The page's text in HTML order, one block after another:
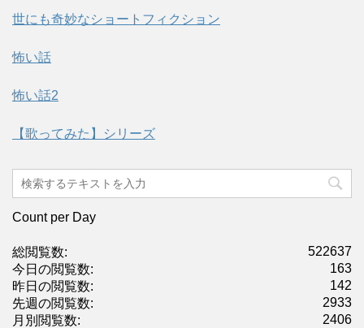
世にも奇妙なショートフィクション
怖い話
怖い話2
【歌ってみた】シリーズ
Count per Day
522637
総閲覧数:
163
今日の閲覧数:
142
昨日の閲覧数:
2933
先週の閲覧数:
2406
月別閲覧数: